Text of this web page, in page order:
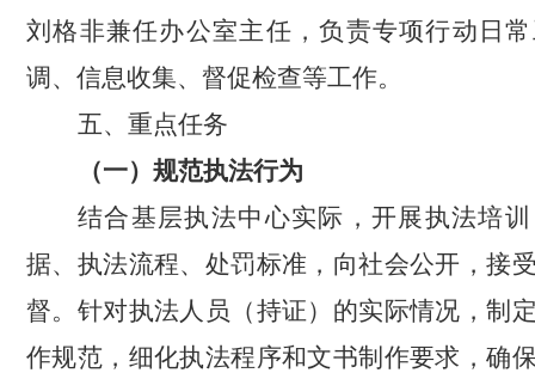
刘格非兼任办公室主任，负责专项行动日
调、信息收集、督促检查等工作。
五、重点任务
（一）规范执法行为
结合基层执法中心实际，开展执法培
据、执法流程、处罚标准，向社会公开，接
督。针对执法人员（持证）的实际情况，制
作规范，细化执法程序和文书制作要求，确